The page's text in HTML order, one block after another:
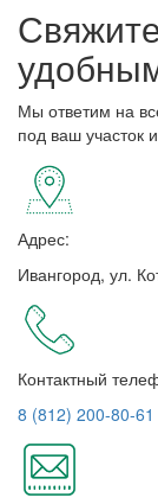
Мы ответим на
под ваш участок
Адрес:
Ивангород, ул.
Контактный
8 (812) 200-80-61